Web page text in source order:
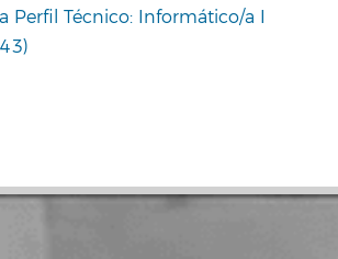
Perfil Técnico: Informático/a I